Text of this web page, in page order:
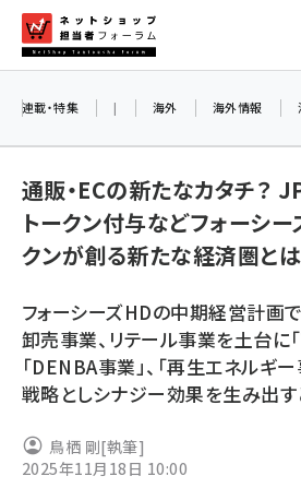
ン
ネットショップ担
amazon (2236)
楽天 (1865)
ecbeing (1204)
アスクル (1112)
base (1068)
連載・特集 | 海外 海外情報
通販・ECの新たなカタチ？
トークン付与などフォーシ
クンが創る新たな経済圏とは
フォーシーズHDの中期経営計画で
卸売事業、リテール事業を土台に
「DENBA事業」、「再生エネルギ
戦略としシナジー効果を生み出す
鳥栖 剛[執筆]
2025年11月18日 10:00